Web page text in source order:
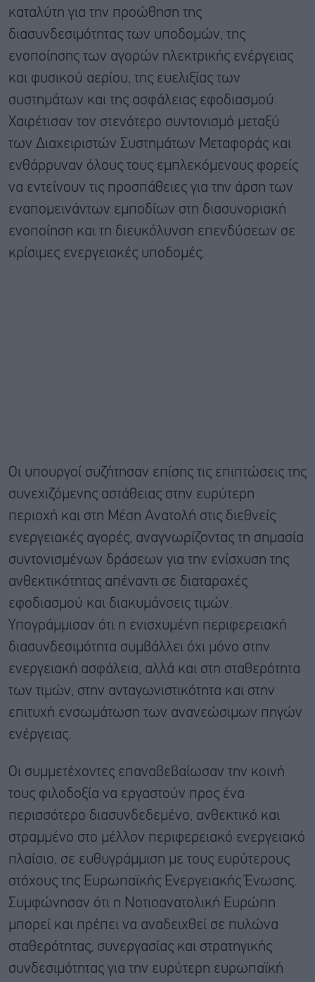
καταλύτη για την προώθηση της
διασυνδεσιμότητας των υποδομών, της
ενοποίησης των αγορών ηλεκτρικής ενέργειας
και φυσικού αερίου, της ευελιξίας των
συστημάτων και της ασφάλειας εφοδιασμού.
Χαιρέτισαν τον στενότερο συντονισμό μεταξύ
των Διαχειριστών Συστημάτων Μεταφοράς και
ενθάρρυναν όλους τους εμπλεκόμενους φορείς
να εντείνουν τις προσπάθειες για την άρση των
εναπομεινάντων εμποδίων στη διασυνοριακή
ενοποίηση και τη διευκόλυνση επενδύσεων σε
κρίσιμες ενεργειακές υποδομές.
Οι υπουργοί συζήτησαν επίσης τις επιπτώσεις της
συνεχιζόμενης αστάθειας στην ευρύτερη
περιοχή και στη Μέση Ανατολή στις διεθνείς
ενεργειακές αγορές, αναγνωρίζοντας τη σημασία
συντονισμένων δράσεων για την ενίσχυση της
ανθεκτικότητας απέναντι σε διαταραχές
εφοδιασμού και διακυμάνσεις τιμών.
Υπογράμμισαν ότι η ενισχυμένη περιφερειακή
διασυνδεσιμότητα συμβάλλει όχι μόνο στην
ενεργειακή ασφάλεια, αλλά και στη σταθερότητα
των τιμών, στην ανταγωνιστικότητα και στην
επιτυχή ενσωμάτωση των ανανεώσιμων πηγών
ενέργειας.
Οι συμμετέχοντες επαναβεβαίωσαν την κοινή
τους φιλοδοξία να εργαστούν προς ένα
περισσότερο διασυνδεδεμένο, ανθεκτικό και
στραμμένο στο μέλλον περιφερειακό ενεργειακό
πλαίσιο, σε ευθυγράμμιση με τους ευρύτερους
στόχους της Ευρωπαϊκής Ενεργειακής Ένωσης.
Συμφώνησαν ότι η Νοτιοανατολική Ευρώπη
μπορεί και πρέπει να αναδειχθεί σε πυλώνα
σταθερότητας, συνεργασίας και στρατηγικής
συνδεσιμότητας για την ευρύτερη ευρωπαϊκή